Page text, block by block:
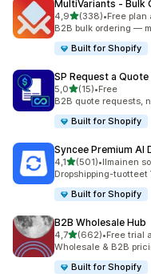
MultiVariants ‑ Bulk
4,9/ 5 tähteä
(338)
338 arvostelua
•Free plan
B2B bulk ordering —
Built for Shopify
SP Request a Quote
5,0/ 5 tähteä
(15)
15 arvostelua yhteensä
•Free
B2B quote requests,
Built for Shopify
Syncee Premium AI
4,1/ 5 tähteä
(501)
501 arvostelua
•Ilmainen
Dropshipping-tuotteet
Built for Shopify
B2B Wholesale Hub
4,7/ 5 tähteä
(662)
662 arvostelua
•Free trial
Wholesale & B2B
Built for Shopify